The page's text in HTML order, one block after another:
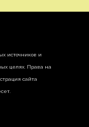
источников и
целях. Права на
сайта